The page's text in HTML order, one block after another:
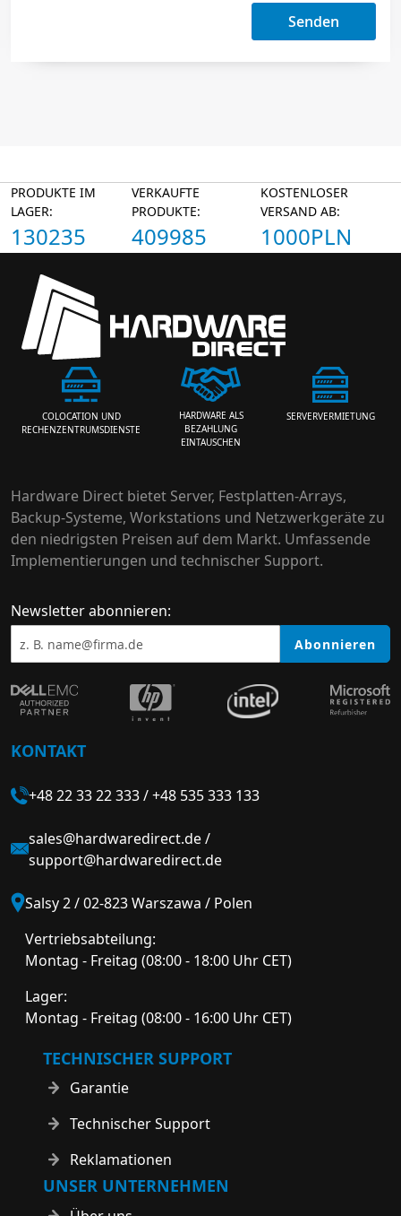
Senden
PRODUKTE IM
LAGER:
130235
VERKAUFTE
PRODUKTE:
409985
KOSTENLOSER
VERSAND AB:
1000PLN
COLOCATION UND
RECHENZENTRUMSDIENSTE
HARDWARE ALS
BEZAHLUNG
EINTAUSCHEN
SERVERVERMIETUNG
Hardware Direct bietet Server, Festplatten-Arrays,
Backup-Systeme, Workstations und Netzwerkgeräte zu
den niedrigsten Preisen auf dem Markt. Umfassende
Implementierungen und technischer Support.
Newsletter abonnieren:
Abonnieren
KONTAKT
+48 22 33 22 333/+48 535 333 133
sales@hardwaredirect.de/
support@hardwaredirect.de
Salsy 2 / 02-823 Warszawa / Polen
Vertriebsabteilung:
Montag - Freitag (08:00 - 18:00 Uhr CET)
Lager:
Montag - Freitag (08:00 - 16:00 Uhr CET)
TECHNISCHER SUPPORT
Garantie
Technischer Support
Reklamationen
UNSER UNTERNEHMEN